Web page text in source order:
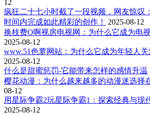
12
疯狂二十七小时截了一段视频，网友惊叹
时间内完成如此精彩的创作！
2025-08-12
换枝费O啊视房电视网：为什么它成为电
2025-08-12
www.51色萝网站：为什么它成为年轻人关
2025-08-12
什么是甜蜜惩罚-它能带来怎样的感情升温
樱花动漫：为什么越来越多的动漫迷选择
08-12
用星际争霸2玩星际争霸1：探索经典与现
2025-08-12